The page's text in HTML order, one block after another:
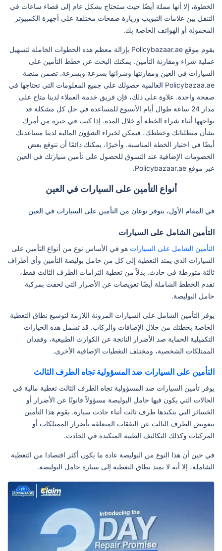
الخطوة، إلا أنها مملة أيضًا حيث ستحتاج بشكل عام إلى قضاء ساعات في
التنقل بين علامات التبويب وزيارة صفحات مختلفة على أجهزة الكمبيوتر
المحمولة أو الهواتف الخاصة بك.
يقوم موقع Policybazaar.ae بإزالة معظم هذه الخطوات الخاملة لتسهيل
عملية شراء ومقارنة التأمين. يمكنك البحث عن خطط التأمين على
السيارات في العين ومقارنتها وشرائها بسرعة وبسرعة. تضمن منصة
Policybazaa.ae العالمية حصولك على جميع المعلومات التي تحتاجها في
صفحة واحدة. علاوة على ذلك، فإن فريق خدمة العملاء لدينا متاح على
مدار 24 ساعة طوال أيام الأسبوع للمساعدة في حل كل مشكلة قد
تواجهها أثناء شراء الخطة أو خلال المدة. إذا كنت في حيرة من أمرك
بشأن متطلباتك وخططك، فيمكن لخبراء الشؤون المالية لدينا مساعدتك
أيضًا في اختيار الخطة المناسبة. وأخيرًا، يمكنك دائمًا أن تتوقع بعض
الخصومات الإضافية عند التسوق للحصول على تأمين سيارتك في العين
عبر موقع Policybazaar.ae.
أنواع التأمين على السيارات في العين
في المقام الأول، يتوفر نوعان من التأمين على السيارات في العين
التأمين الشامل على السيارات
التأمين الشامل على السيارات هو في الأساس نوع من أنواع التأمين على
السيارات الذي يمتد التغطية إلى كل من حامل بوليصة التأمين وأي أطراف
ثالثة متورطة في حادث. بدلاً من تغطية التزامات الطرف الثالث فقط،
تقدم الخطط الشاملة أيضًا تعويضات عن الأضرار التي لحقت بمركبة
حامل البوليصة.
يوفر التأمين الشامل على السيارات المرونة اللازمة لتوسيع نطاق التغطية
الخاصة بخطتك من خلال الإضافات والركاب. قد تشمل هذه الخيارات
التكميلية الحماية ضد الأضرار الناتجة عن الكوارث الطبيعية، وفقدان
الممتلكات الشخصية، ومختلف التغطيات الإضافية الأخرى.
التأمين على السيارات ضد المسؤولية تجاه الطرف الثالث
يوفر تأمين السيارات ضد المسؤولية تجاه الطرف الثالث تغطية مالية في
الحالات التي يكون فيها حامل البوليصة مسؤولاً قانونًا عن الأضرار أو
الخسائر التي يتكبدها طرف ثالث أثناء حادث سيارة. يقوم هذا التأمين
بتعويض الطرف الثالث عن النفقات المتعلقة بأضرار الممتلكات أو
المركبات وكذلك التكاليف الطبية المتكبدة في الحادث.
في حين أن هذا النوع من البوليصة عادة ما يكون أكثر اقتصادا من التغطية
الشاملة، إلا أنه لا يمتد نطاق التغطية إلى سيارة حامل البوليصة.